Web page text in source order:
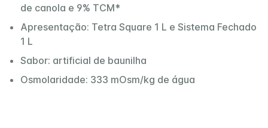
de canola e 9% TCM*
Apresentação: Tetra Square 1 L e Sistema Fechado
1 L
Sabor: artificial de baunilha
Osmolaridade: 333 mOsm/kg de água